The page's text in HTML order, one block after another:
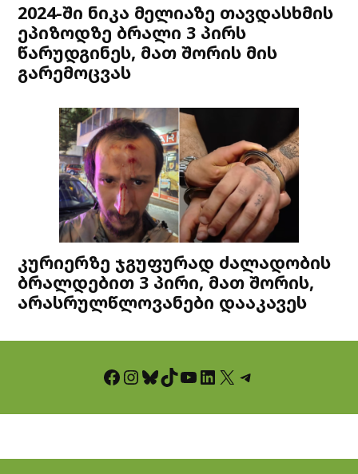
2024-ში ნიკა მელიაზე თავდასხმის
ეპიზოდზე ბრალი 3 პირს
წარუდგინეს, მათ შორის მის
გარემოცვას
კურიერზე ჯგუფურად ძალადობის
ბრალდებით 3 პირი, მათ შორის,
არასრულწლოვანები დააკავეს
Facebook InstagramBluesky TikTok YouTube LinkedIn X Telegram